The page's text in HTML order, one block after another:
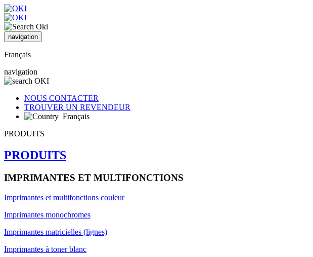
navigation
Français
navigation
NOUS CONTACTER
TROUVER UN REVENDEUR
Français
PRODUITS
PRODUITS
IMPRIMANTES ET MULTIFONCTIONS
Imprimantes et multifonctions couleur
Imprimantes monochromes
Imprimantes matricielles (lignes)
Imprimantes à toner blanc